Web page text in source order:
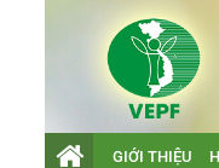
GIỚI THIỆU